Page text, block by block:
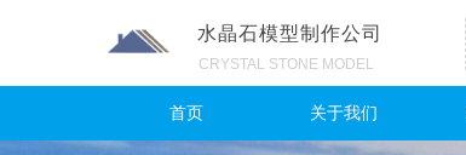
水晶石模型制作公司
CRYSTAL STONE MODEL
首页 关于我们